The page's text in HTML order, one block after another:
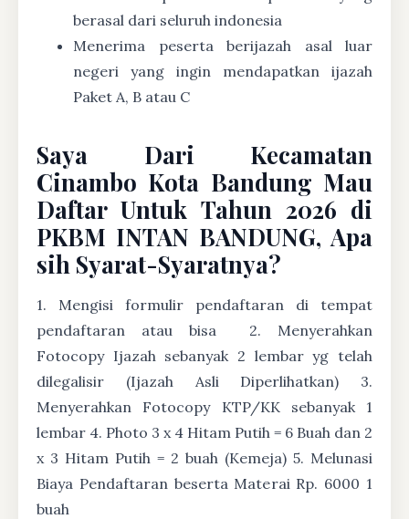
berasal dari seluruh indonesia
Menerima peserta berijazah asal luar
negeri yang ingin mendapatkan ijazah
Paket A, B atau C
Saya Dari Kecamatan
Cinambo Kota Bandung Mau
Daftar Untuk Tahun 2026 di
PKBM INTAN BANDUNG, Apa
sih Syarat-Syaratnya?
1. Mengisi formulir pendaftaran di tempat
pendaftaran atau bisa
2. Menyerahkan
Fotocopy Ijazah sebanyak 2 lembar yg telah
dilegalisir (Ijazah Asli Diperlihatkan) 3.
Menyerahkan Fotocopy KTP/KK sebanyak 1
lembar 4. Photo 3 x 4 Hitam Putih = 6 Buah dan 2
x 3 Hitam Putih = 2 buah (Kemeja) 5. Melunasi
Biaya Pendaftaran beserta Materai Rp. 6000 1
buah